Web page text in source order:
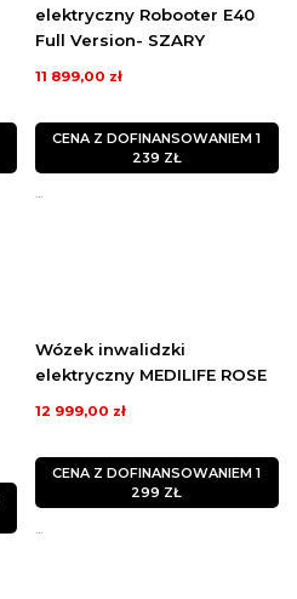
elektryczny Robooter E40
Full Version- SZARY
11 899,00 zł
CENA Z DOFINANSOWANIEM 1
239 ZŁ
...
Wózek inwalidzki
elektryczny MEDILIFE ROSE
12 999,00 zł
CENA Z DOFINANSOWANIEM 1
299 ZŁ